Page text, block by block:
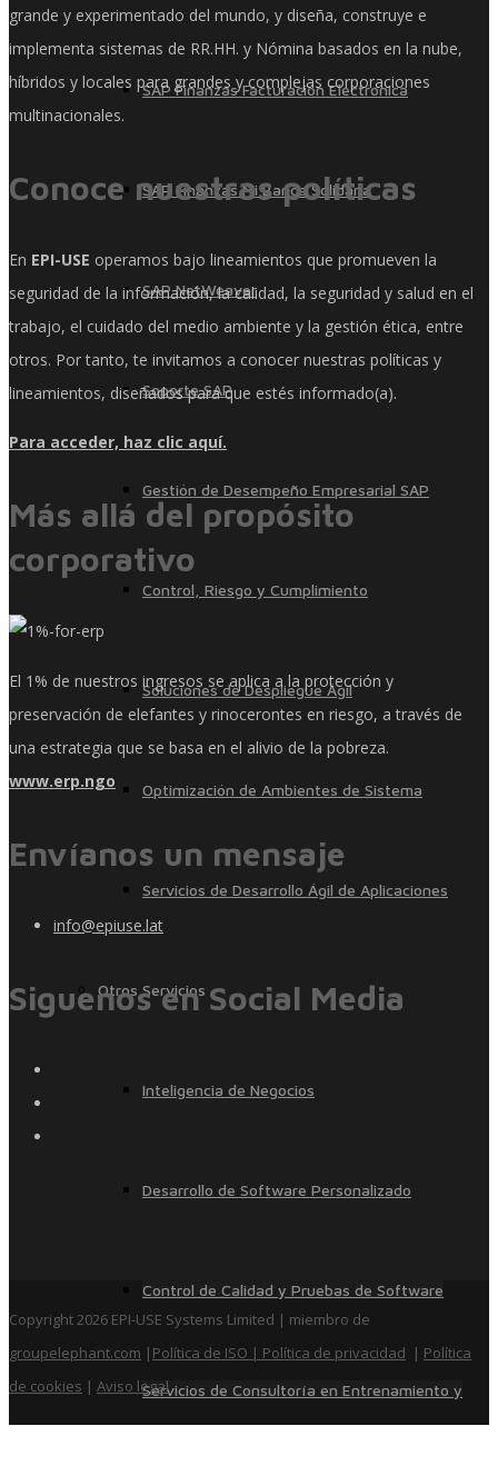
SAP Finanzas Facturación Electronica
SAP Finanzas Mi Banca Solidaria
SAP NetWeaver
Soporte SAP
Gestión de Desempeño Empresarial SAP
Control, Riesgo y Cumplimiento
Soluciones de Despliegue Ágil
Optimización de Ambientes de Sistema
Servicios de Desarrollo Ágil de Aplicaciones
Otros Servicios
Inteligencia de Negocios
Desarrollo de Software Personalizado
Control de Calidad y Pruebas de Software
Servicios de Consultoría en Entrenamiento y
grande y experimentado del mundo, y diseña, construye e
implementa sistemas de RR.HH. y Nómina basados ​​en la nube,
híbridos y locales para grandes y complejas corporaciones
multinacionales.
Conoce nuestras políticas
En EPI-USE operamos bajo lineamientos que promueven la
seguridad de la información, la calidad, la seguridad y salud en el
trabajo, el cuidado del medio ambiente y la gestión ética, entre
otros. Por tanto, te invitamos a conocer nuestras políticas y
lineamientos, diseñados para que estés informado(a).
Para acceder, haz clic aquí.
Más allá del propósito
corporativo
El 1% de nuestros ingresos se aplica a la protección y
preservación de elefantes y rinocerontes en riesgo, a través de
una estrategia que se basa en el alivio de la pobreza.
www.erp.ngo
Envíanos un mensaje
info@epiuse.lat
Siguenos en Social Media
Copyright 2026 EPI-USE Systems Limited | miembro de
groupelephant.com | Política de ISO | Política de privacidad | Política
de cookies | Aviso legal